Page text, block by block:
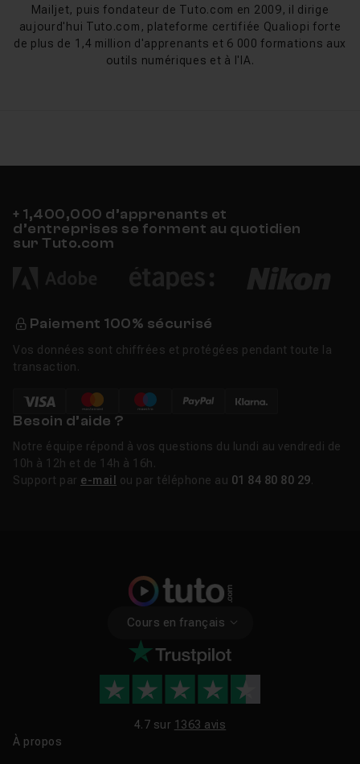
Loop ?
En découvrant Loop à travers un tuto, vous apprendrez
Centraliser vos projets: chaque idée, chaque
espace commun.
Gagner en productivité: moins de pertes de temps,
plus de clarté dans l’avancement.
Loop en 2025
Loop évolue vite. Parmi les ajouts récents :
Une meilleure intégration avecTeamsetOneNote
synthétiser vos contenus.
Des applications mobiles régulièrement mises à jour,
sur iOS comme sur Android, pour rester productif
même en déplacement.
Ce que vous apprendrez dans un
tuto Microsoft Loop
Mailjet, puis fondateur de Tuto.com en 2009, il dirige
aujourd'hui Tuto.com, plateforme certifiée Qualiopi forte
de plus de 1,4 million d'apprenants et 6 000 formations aux
outils numériques et à l'IA.
+ 1,400,000 d’apprenants et
d’entreprises se forment au quotidien
sur Tuto.com
Paiement 100% sécurisé
Vos données sont chiffrées et protégées pendant toute la
transaction.
Besoin d’aide ?
Notre équipe répond à vos questions du lundi au vendredi de
10h à 12h et de 14h à 16h.
Support par e-mail ou par téléphone au 01 84 80 80 29
Cours en français
4.7 sur 1363 avis
À propos